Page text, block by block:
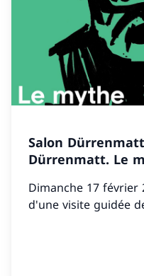
Salon
Dürrenmatt. Le
Dimanche 17 février
d'une visite guidée